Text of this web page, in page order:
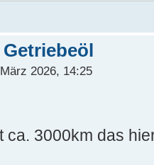
2026, 14:25
ca. 3000km das